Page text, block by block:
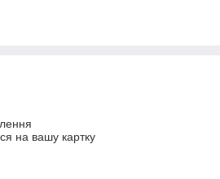
на вашу картку